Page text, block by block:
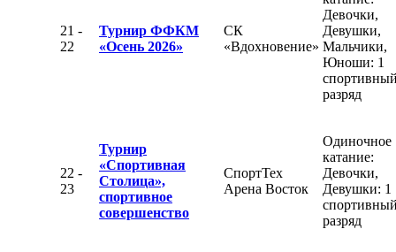
21 -
22
Турнир ФФКМ
«Осень 2026»
СК
«Вдохновение»
Девочки,
Девушки,
Мальчики,
Юноши: 1
разряд
22 -
23
Турнир
«Спортивная
Столица»,
спортивное
совершенство
СпортТех
Арена Восток
Одиночное
катание:
Девочки,
Девушки: 1
разряд